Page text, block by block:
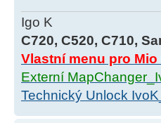
Igo K
C720, C520, C710,
Vlastní menu pro
Externí
Technický Unlock